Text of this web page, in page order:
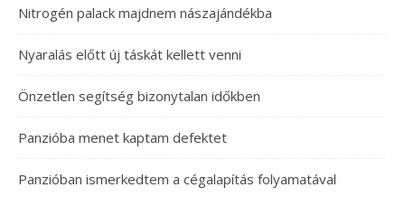
Nitrogén palack majdnem nászajándékba
Nyaralás előtt új táskát kellett venni
Önzetlen segítség bizonytalan időkben
Panzióba menet kaptam defektet
Panzióban ismerkedtem a cégalapítás folyamatával